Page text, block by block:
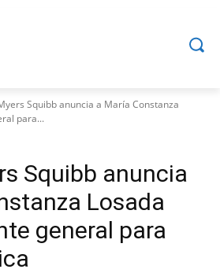
Squibb anuncia a María Constanza
para...
Squibb anuncia
Losada
general para